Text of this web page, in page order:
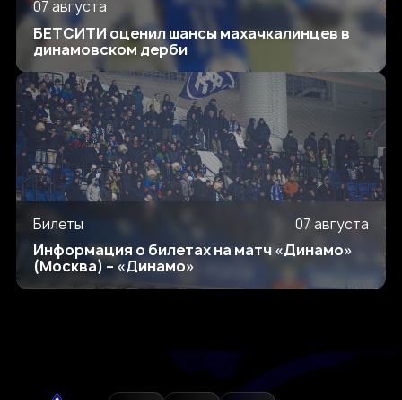
07 августа
БЕТСИТИ оценил шансы махачкалинцев в
динамовском дерби
Билеты 07 августа
Информация о билетах на матч «Динамо»
(Москва) – «Динамо»